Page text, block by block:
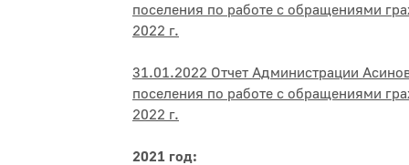
поселения по работе с обращениями
2022 г.
31.01.2022 Отчет Администрации
поселения по работе с обращениями
2022 г.
2021 год: